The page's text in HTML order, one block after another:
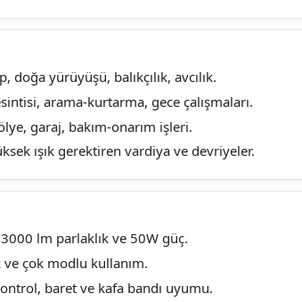
doğa yürüyüşü, balıkçılık, avcılık.
arama-kurtarma, gece çalışmaları.
garaj, bakım-onarım işleri.
ışık gerektiren vardiya ve devriyeler.
lm parlaklık ve 50W güç.
çok modlu kullanım.
baret ve kafa bandı uyumu.